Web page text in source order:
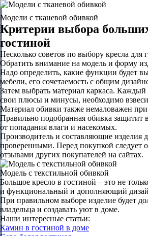
Модели с тканевой обивкой
Критерии выбора
гостиной
Несколько советов по выбору кресла для
Обратить внимание на модель и форму
Надо определить, какие функции будет
мебели, его сочетаемость с общим
Затем выбрать материал каркаса. Каждый
свои плюсы и минусы, необходимо
Материал обивки также немаловажен при
Правильно подобранная обивка защитит
от попадания влаги и насекомых.
Производитель и составляющие изделия
проверенными. Перед покупкой следует
отзывами других покупателей на сайтах.
Модель с текстильной обивкой
Большое кресло в гостиной – это не
и функциональный и дополняющий
При правильном выборе изделие будет
владельца и создавать уют в доме.
Наши интересные статьи:
Камин в гостиной в доме